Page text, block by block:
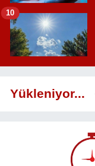
10
Yükleniyor...